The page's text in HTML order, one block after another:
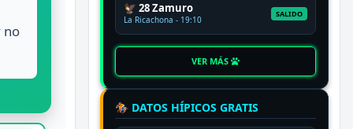
no
🦅 28 Zamuro
La Ricachona - 19:10
SALIDO
VER MÁS
🏇 DATOS HÍPICOS GRATIS